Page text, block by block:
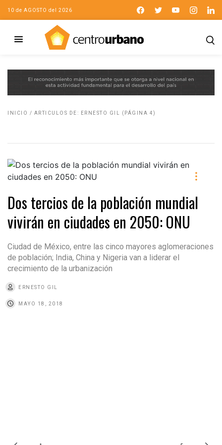
10 de AGOSTO del 2026
INICIO / ARTICULOS DE: ERNESTO GIL (PÁGINA 4)
Dos tercios de la población mundial
vivirán en ciudades en 2050: ONU
Ciudad de México, entre las cinco mayores aglomeraciones
de población; India, China y Nigeria van a liderar el
crecimiento de la urbanización
ERNESTO GIL
MAYO 18, 2018